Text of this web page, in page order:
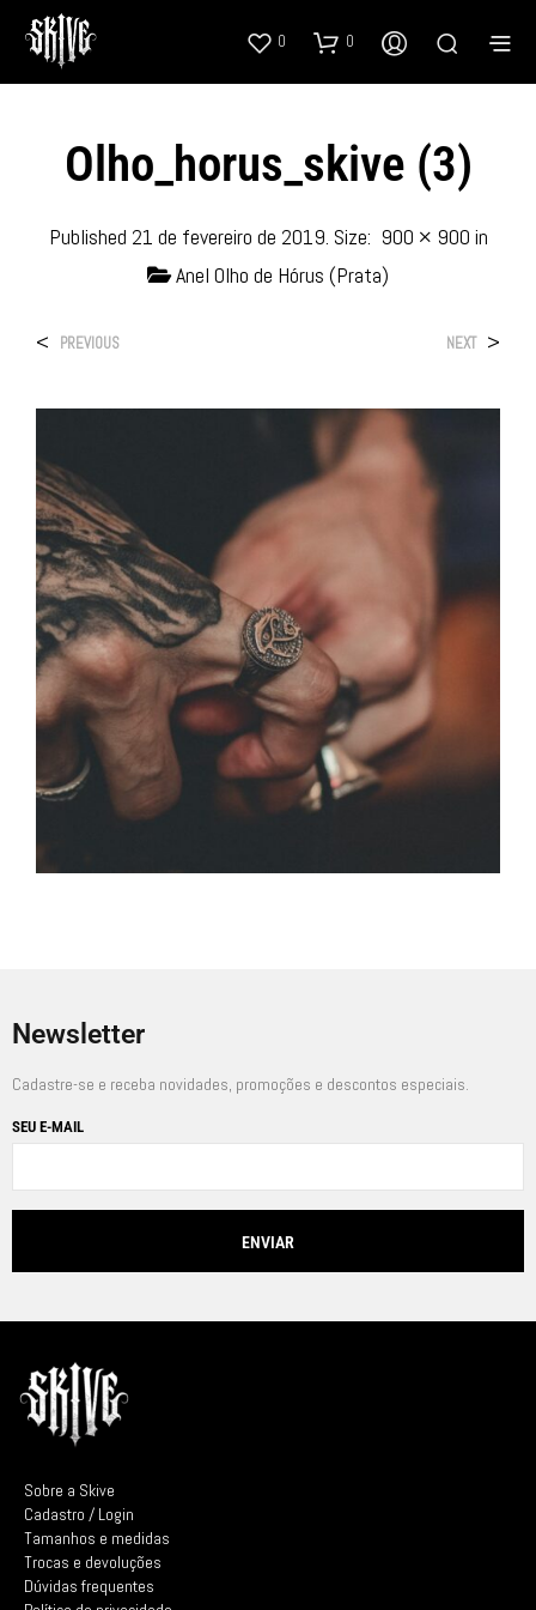
0 0
Olho_horus_skive (3)
Published 21 de fevereiro de 2019. Size: 900 × 900 in
Anel Olho de Hórus (Prata)
< PREVIOUS NEXT >
Newsletter
Cadastre-se e receba novidades, promoções e descontos especiais.
SEU E-MAIL
Sobre a Skive
Cadastro / Login
Tamanhos e medidas
Trocas e devoluções
Dúvidas frequentes